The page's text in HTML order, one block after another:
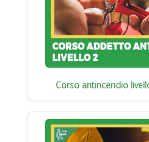
Corso antincendio